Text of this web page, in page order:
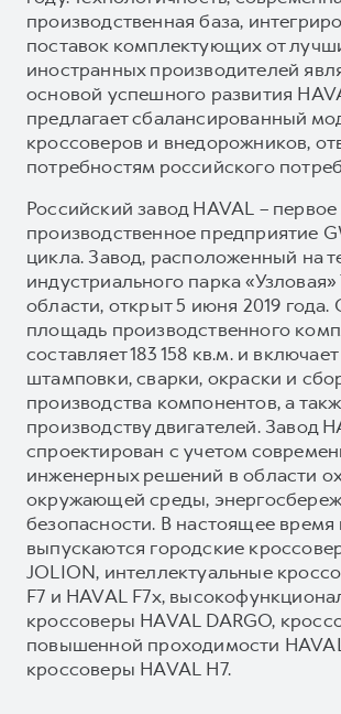
производственная база,
поставок комплектующих от
иностранных производителей
основой успешного развития
предлагает сбалансированный
кроссоверов и внедорожников,
потребностям российского
Российский завод HAVAL –
производственное предприятие
цикла. Завод, расположенный на
индустриального парка
области, открыт 5 июня 2019 года.
площадь производственного
составляет 183 158 кв.м. и
штамповки, сварки, окраски и
производства компонентов, а
производству двигателей. Завод
спроектирован с учетом
инженерных решений в области
окружающей среды,
безопасности. В настоящее время
выпускаются городские
JOLION, интеллектуальные
F7 и HAVAL F7x,
кроссоверы HAVAL DARGO,
повышенной проходимости
кроссоверы HAVAL H7.